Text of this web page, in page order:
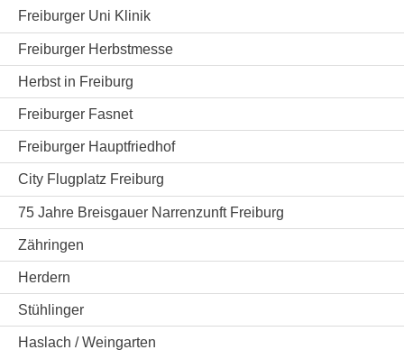
Freiburger Uni Klinik
Freiburger Herbstmesse
Herbst in Freiburg
Freiburger Fasnet
Freiburger Hauptfriedhof
City Flugplatz Freiburg
75 Jahre Breisgauer Narrenzunft Freiburg
Zähringen
Herdern
Stühlinger
Haslach / Weingarten